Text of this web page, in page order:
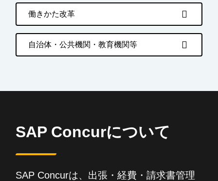
働きかた改革
自治体・公共機関・教育機関等
SAP Concurについて
SAP Concurは、出張・経費・請求書管理